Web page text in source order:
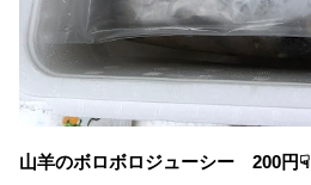
山羊のボロボロジューシー 200円☟